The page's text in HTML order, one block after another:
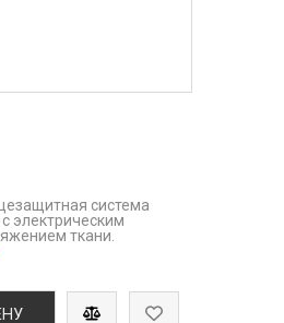
система
электрическим
ткани.